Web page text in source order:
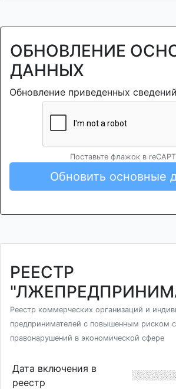
ОБНОВЛЕНИЕ
ДАННЫХ
Обновление приведенных
Поставьте флажок в
Обновить основные
РЕЕСТР
Реестр коммерческих организаций и
предпринимателей с повышенным риском
правонарушений в экономической сфере
Дата включения в
реестр